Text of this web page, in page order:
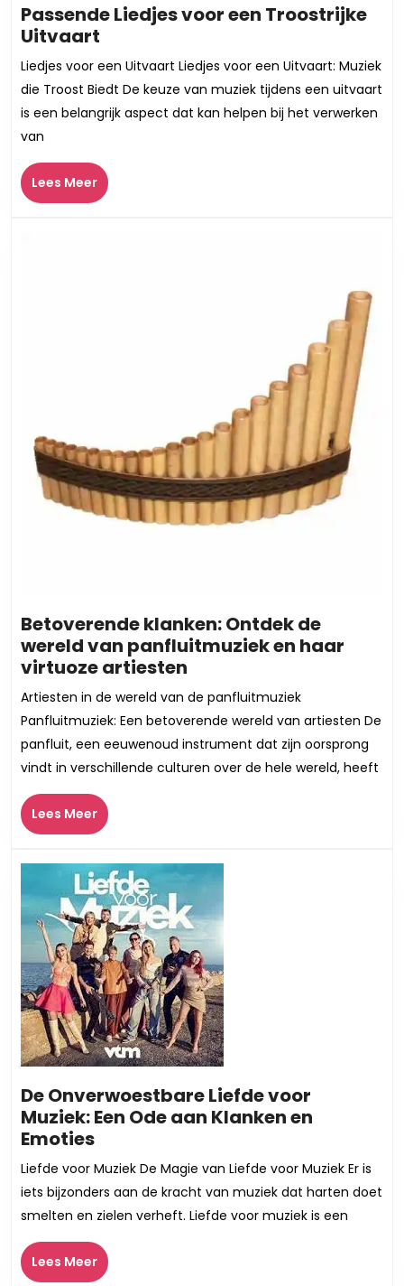
Passende Liedjes voor een Troostrijke
Uitvaart
Liedjes
voor
een
Troostrijke
Liedjes voor een Uitvaart Liedjes voor een Uitvaart: Muziek
die Troost Biedt De keuze van muziek tijdens een uitvaart
is een belangrijk aspect dat kan helpen bij het verwerken
van
Lees MeerLees
Meer
Betoverende klanken: Ontdek de
wereld van panfluitmuziek en haar
virtuoze artiesten
klanken:
Ontdek
de
wereld
van
virtuoze
artiesten
Artiesten in de wereld van de panfluitmuziek
Panfluitmuziek: Een betoverende wereld van artiesten De
panfluit, een eeuwenoud instrument dat zijn oorsprong
vindt in verschillende culturen over de hele wereld, heeft
Lees MeerLees
Meer
De Onverwoestbare Liefde voor
Muziek: Een Ode aan Klanken en
EmotiesDe
Onverwoestbare
Liefde
voor
Muziek:
Een
Ode
Liefde voor Muziek De Magie van Liefde voor Muziek Er is
iets bijzonders aan de kracht van muziek dat harten doet
smelten en zielen verheft. Liefde voor muziek is een
Lees MeerLees
Meer